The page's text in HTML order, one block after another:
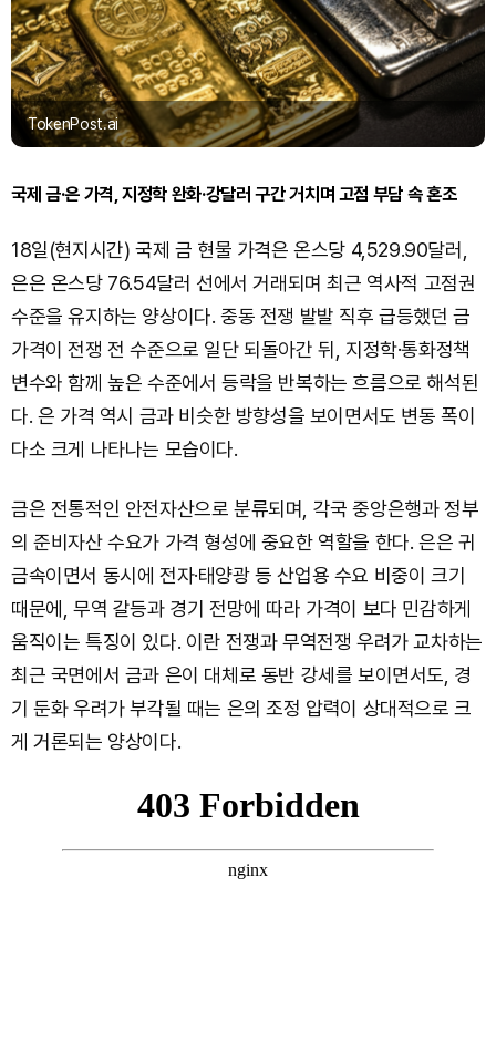
TokenPost.ai
국제 금·은 가격, 지정학 완화·강달러 구간 거치며 고점 부담 속 혼조
18일(현지시간) 국제 금 현물 가격은 온스당 4,529.90달러,
은은 온스당 76.54달러 선에서 거래되며 최근 역사적 고점권
수준을 유지하는 양상이다. 중동 전쟁 발발 직후 급등했던 금
가격이 전쟁 전 수준으로 일단 되돌아간 뒤, 지정학·통화정책
변수와 함께 높은 수준에서 등락을 반복하는 흐름으로 해석된
다. 은 가격 역시 금과 비슷한 방향성을 보이면서도 변동 폭이
다소 크게 나타나는 모습이다.
금은 전통적인 안전자산으로 분류되며, 각국 중앙은행과 정부
의 준비자산 수요가 가격 형성에 중요한 역할을 한다. 은은 귀
금속이면서 동시에 전자·태양광 등 산업용 수요 비중이 크기
때문에, 무역 갈등과 경기 전망에 따라 가격이 보다 민감하게
움직이는 특징이 있다. 이란 전쟁과 무역전쟁 우려가 교차하는
최근 국면에서 금과 은이 대체로 동반 강세를 보이면서도, 경
기 둔화 우려가 부각될 때는 은의 조정 압력이 상대적으로 크
게 거론되는 양상이다.